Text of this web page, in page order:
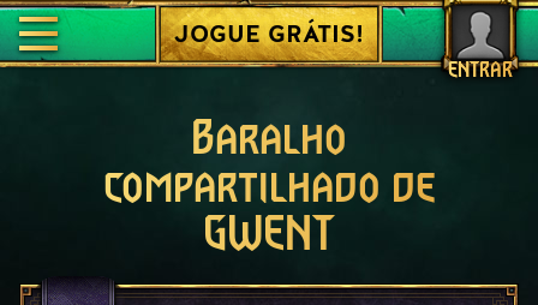
ENTRAR
JOGUE GRÁTIS!
Baralho
compartilhado de
GWENT